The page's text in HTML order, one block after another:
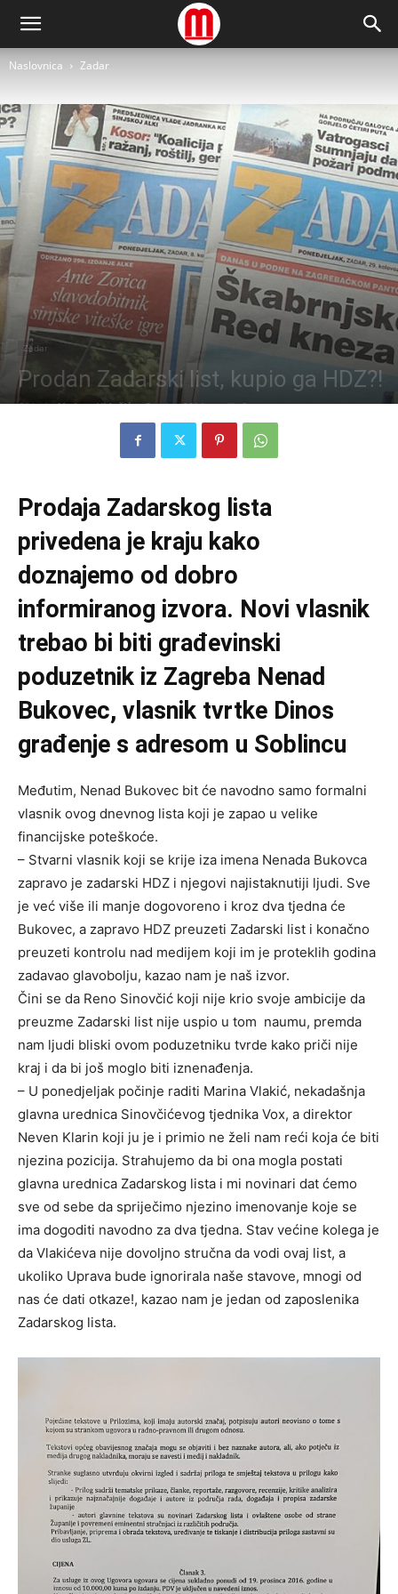
Naslovnica Zadar
Zadar
Prodan Zadarski list, kupio ga HDZ?!
Objavio Vedran Vidučić - 5. rujna 2014. 0
Prodaja Zadarskog lista
privedena je kraju kako
doznajemo od dobro
informiranog izvora. Novi vlasnik
trebao bi biti građevinski
poduzetnik iz Zagreba Nenad
Bukovec, vlasnik tvrtke Dinos
građenje s adresom u Soblincu
Međutim, Nenad Bukovec bit će navodno samo formalni
vlasnik ovog dnevnog lista koji je zapao u velike
financijske poteškoće.
– Stvarni vlasnik koji se krije iza imena Nenada Bukovca
zapravo je zadarski HDZ i njegovi najistaknutiji ljudi. Sve
je već više ili manje dogovoreno i kroz dva tjedna će
Bukovec, a zapravo HDZ preuzeti Zadarski list i konačno
preuzeti kontrolu nad medijem koji im je proteklih godina
zadavao glavobolju, kazao nam je naš izvor.
Čini se da Reno Sinovčić koji nije krio svoje ambicije da
preuzme Zadarski list nije uspio u tom naumu, premda
nam ljudi bliski ovom poduzetniku tvrde kako priči nije
kraj i da bi još moglo biti iznenađenja.
– U ponedjeljak počinje raditi Marina Vlakić, nekadašnja
glavna urednica Sinovčićevog tjednika Vox, a direktor
Neven Klarin koji ju je i primio ne želi nam reći koja će biti
njezina pozicija. Strahujemo da bi ona mogla postati
glavna urednica Zadarskog lista i mi novinari dat ćemo
sve od sebe da spriječimo njezino imenovanje koje se
ima dogoditi navodno za dva tjedna. Stav većine kolega je
da Vlakićeva nije dovoljno stručna da vodi ovaj list, a
ukoliko Uprava bude ignorirala naše stavove, mnogi od
nas će dati otkaze!, kazao nam je jedan od zaposlenika
Zadarskog lista.